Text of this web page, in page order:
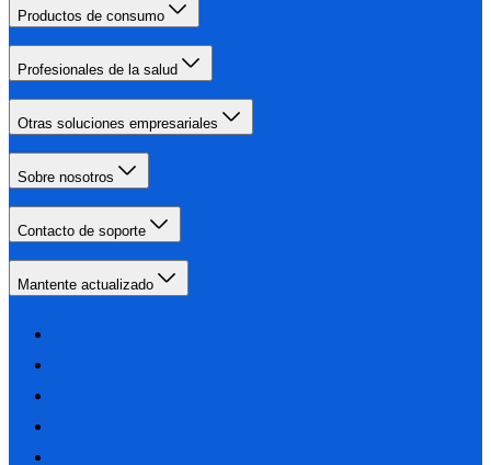
Productos de consumo
Profesionales de la salud
Otras soluciones empresariales
Sobre nosotros
Contacto de soporte
Mantente actualizado